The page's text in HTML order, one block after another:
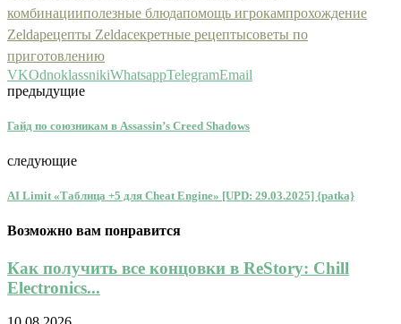
комбинацииполезные блюдапомощь игрокампрохождение
Zeldaрецепты Zeldaсекретные рецептысоветы по
приготовлению
VKOdnoklassnikiWhatsappTelegramEmail
предыдущие
Гайд по союзникам в Assassin’s Creed Shadows
следующие
AI Limit «Таблица +5 для Cheat Engine» [UPD: 29.03.2025] {patka}
Возможно вам понравится
Как получить все концовки в ReStory: Chill
Electronics...